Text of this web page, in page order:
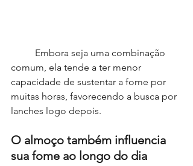
comum, ela tende a ter menor
capacidade de sustentar a fome por
muitas horas, favorecendo a busca por
lanches logo depois.
O almoço também influencia
sua fome ao longo do dia